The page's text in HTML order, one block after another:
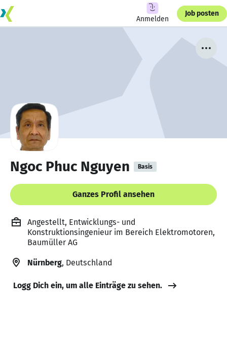
Anmelden
Job posten
Ngoc Phuc Nguyen Basis
Ganzes Profil ansehen
Angestellt, Entwicklungs- und
Konstruktionsingenieur im Bereich Elektromotoren,
Baumüller AG
Nürnberg, Deutschland
Logg Dich ein, um alle Einträge zu sehen.